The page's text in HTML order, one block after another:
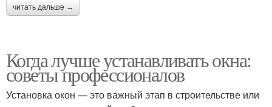
читать дальше →
Когда лучше устанавливать окна:
советы профессионалов
Установка окон — это важный этап в строительстве или